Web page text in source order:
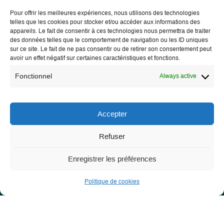
Pour offrir les meilleures expériences, nous utilisons des technologies
telles que les cookies pour stocker et/ou accéder aux informations des
appareils. Le fait de consentir à ces technologies nous permettra de traiter
des données telles que le comportement de navigation ou les ID uniques
sur ce site. Le fait de ne pas consentir ou de retirer son consentement peut
avoir un effet négatif sur certaines caractéristiques et fonctions.
Fonctionnel Always active
Accepter
Refuser
Enregistrer les préférences
Politique de cookies
Les Libres Géographes
28 rue Hoche